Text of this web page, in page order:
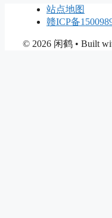
站点地图
赣ICP备
© 2026 闲鹤 • Built